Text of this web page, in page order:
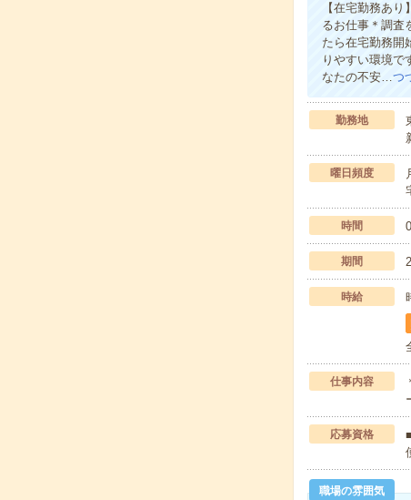
【在宅勤務あ
るお仕事＊調査
たら在宅勤務開
りやすい環境で
なたの不安…つ
勤務地
曜日頻度
時間
期間
時給
仕事内容
応募資格
職場の雰囲気